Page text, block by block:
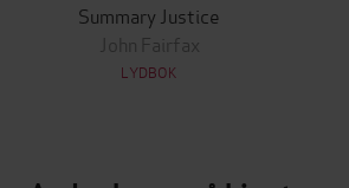
Summary Justice
John Fairfax
LYDBOK